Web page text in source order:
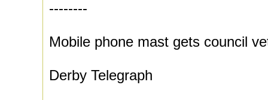
--------
Mobile phone mast gets council
Derby Telegraph